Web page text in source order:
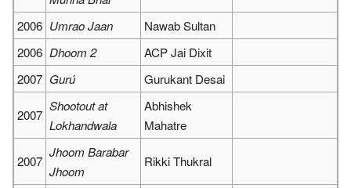
2006 Umrao Jaan
Nawab Sultan
2006 Dhoom 2
ACP Jai Dixit
2007 Gurú Gurukant Desai
2007
Shootout at
Lokhandwala
Abhishek
Mahatre
2007
Jhoom Barabar
Jhoom
Rikki Thukral